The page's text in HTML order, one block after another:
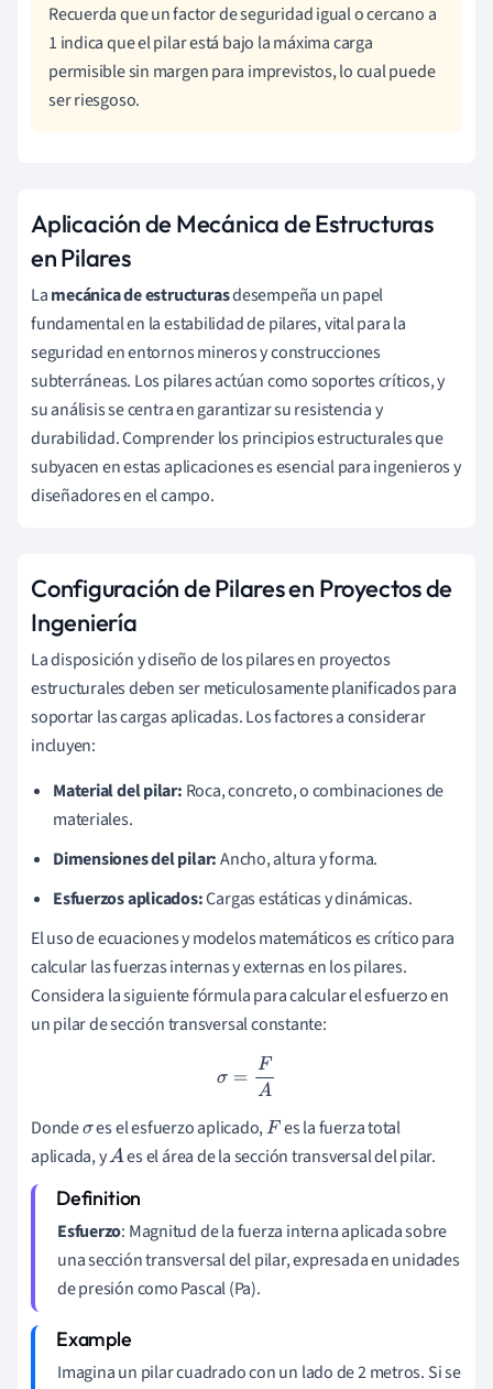
Recuerda que un factor de seguridad igual o cercano a
1 indica que el pilar está bajo la máxima carga
permisible sin margen para imprevistos, lo cual puede
ser riesgoso.
Aplicación de Mecánica de Estructuras
en Pilares
Lamecánica de estructurasdesempeña un papel
fundamental en la estabilidad de pilares, vital para la
seguridad en entornos mineros y construcciones
subterráneas. Los pilares actúan como soportes críticos, y
su análisis se centra en garantizar su resistencia y
durabilidad. Comprender los principios estructurales que
subyacen en estas aplicaciones es esencial para ingenieros y
diseñadores en el campo.
Configuración de Pilares en Proyectos de
Ingeniería
La disposición y diseño de los pilares en proyectos
estructurales deben ser meticulosamente planificados para
soportar las cargas aplicadas. Los factores a considerar
incluyen:
Material del pilar: Roca, concreto, o combinaciones de
materiales.
Dimensiones del pilar:Ancho, altura y forma.
Esfuerzos aplicados:Cargas estáticas y dinámicas.
El uso de ecuaciones y modelos matemáticos es crítico para
calcular las fuerzas internas y externas en los pilares.
Considera la siguiente fórmula para calcular el esfuerzo en
un pilar de sección transversal constante:
σ=F A
Dondeσes el esfuerzo aplicado,F es la fuerza total
aplicada, yA es el área de la sección transversal del pilar.
Esfuerzo: Magnitud de la fuerza interna aplicada sobre
una sección transversal del pilar, expresada en unidades
de presión como Pascal (Pa).
Imagina un pilar cuadrado con un lado de 2 metros. Si se